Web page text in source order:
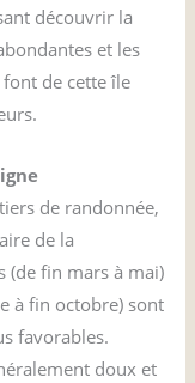
découvrir la
et les
de cette île
de randonnée,
de la
(de fin mars à mai)
à fin octobre) sont
favorables.
doux et